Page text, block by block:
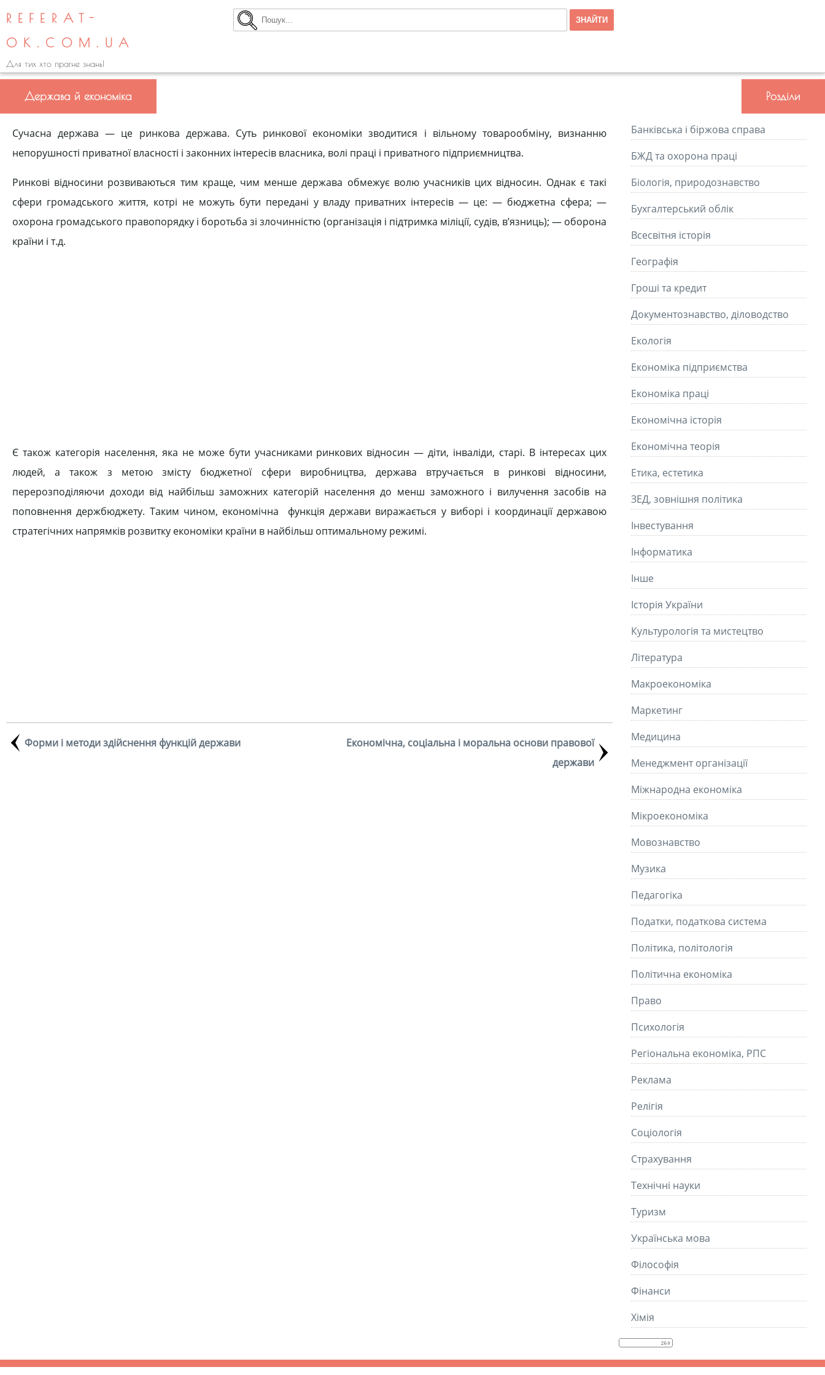
REFERAT-
OK.COM.UA
Для тих хто прагне знань!
Держава й економіка
Сучасна держава — це ринкова держава. Суть ринкової економіки зводитися і вільному товарообміну, визнанню
непорушності приватної власності і законних інтересів власника, волі праці і приватного підприємництва.
Ринкові відносини розвиваються тим краще, чим менше держава обмежує волю учасників цих відносин. Однак є такі
сфери громадського життя, котрі не можуть бути передані у владу приватних інтересів — це: — бюджетна сфера; —
охорона громадського правопорядку і боротьба зі злочинністю (організація і підтримка міліції, судів, в’язниць); — оборона
країни і т.д.
Є також категорія населення, яка не може бути учасниками ринкових відносин — діти, інваліди, старі. В інтересах цих
людей, а також з метою змісту бюджетної сфери виробництва, держава втручається в ринкові відносини,
перерозподіляючи доходи від найбільш заможних категорій населення до менш заможного і вилучення засобів на
поповнення держбюджету. Таким чином, економічна функція держави виражається у виборі і координації державою
стратегічних напрямків розвитку економіки країни в найбільш оптимальному режимі.
Форми і методи здійснення функцій держави
Економічна, соціальна і моральна основи правової
держави
Розділи
Банківська і біржова справа
БЖД та охорона праці
Біологія, природознавство
Бухгалтерський облік
Всесвітня історія
Географія
Гроші та кредит
Документознавство, діловодство
Екологія
Економіка підприємства
Економіка праці
Економічна історія
Економічна теорія
Етика, естетика
ЗЕД, зовнішня політика
Інвестування
Інформатика
Інше
Історія України
Культурологія та мистецтво
Літературa
Макроекономіка
Маркетинг
Медицина
Менеджмент організації
Міжнародна економіка
Мікроекономіка
Мовознавство
Музика
Педагогіка
Податки, податкова система
Політика, політологія
Політична економіка
Право
Психологія
Регіональна економіка, РПС
Реклама
Релігія
Соціологія
Страхування
Технічні науки
Туризм
Українська мова
Філософія
Фінанси
Хімія